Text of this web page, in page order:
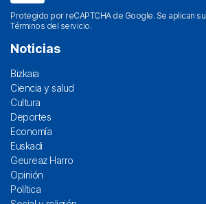
Protegido por reCAPTCHA de Google. Se aplican su
Términos del servicio.
Noticias
Bizkaia
Ciencia y salud
Cultura
Deportes
Economía
Euskadi
Geureaz Harro
Opinión
Política